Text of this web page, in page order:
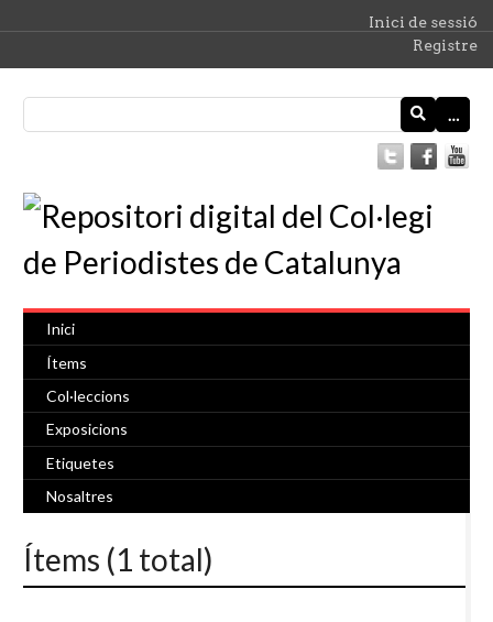
Inici de sessió
Registre
…
Inici
Ítems
Col·leccions
Exposicions
Etiquetes
Nosaltres
Ítems (1 total)